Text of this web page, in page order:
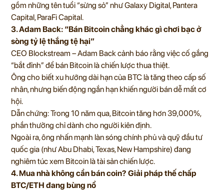
gồm những tên tuổi “sừng sỏ” như Galaxy Digital, Pantera
Capital, ParaFi Capital.
3. Adam Back: “Bán Bitcoin chẳng khác gì chơi bạc ở
sòng tỷ lệ thắng tệ hại”
CEO Blockstream – Adam Back cảnh báo rằng việc cố gắng
“bắt đỉnh” để bán Bitcoin là chiến lược thua thiệt.
Ông cho biết xu hướng dài hạn của BTC là tăng theo cấp số
nhân, nhưng biến động ngắn hạn khiến người bán dễ mất cơ
hội.
Dẫn chứng: Trong 10 năm qua, Bitcoin tăng hơn 39,000%,
phần thưởng chỉ dành cho người kiên định.
Ngoài ra, ông nhấn mạnh làn sóng chính phủ và quỹ đầu tư
quốc gia (như Abu Dhabi, Texas, New Hampshire) đang
nghiêm túc xem Bitcoin là tài sản chiến lược.
4. Mua nhà không cần bán coin? Giải pháp thế chấp
BTC/ETH đang bùng nổ